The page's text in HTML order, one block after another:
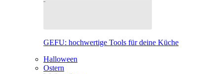
GEFU: hochwertige Tools für deine Küche
Halloween
Ostern